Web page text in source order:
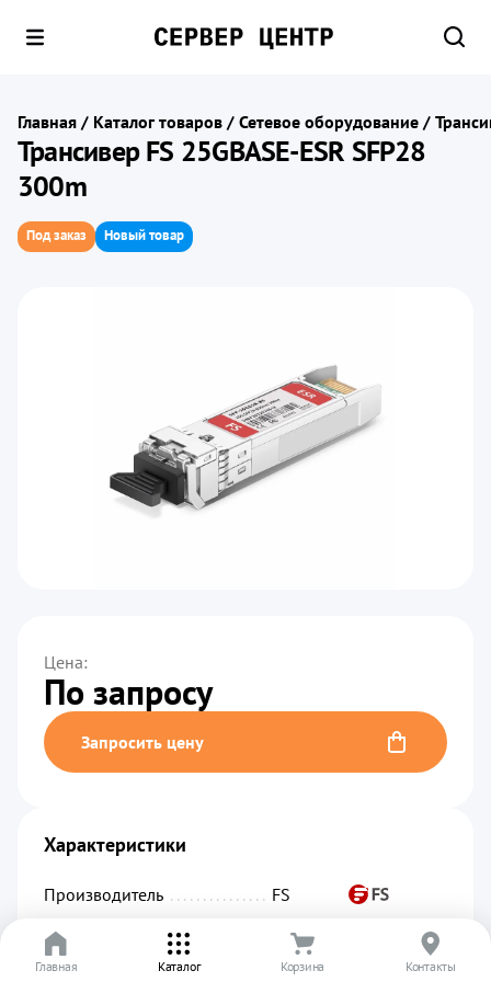
Главная / Каталог товаров / Сетевое оборудование /
Трансивер FS 25GBASE-ESR SFP28
300m
Под заказ Новый товар
Цена:
По запросу
Запросить цену
Характеристики
Производитель
FS
Код производителя
SFP-25GESR-85
Артикул
01859
Главная Каталог Корзина Контакты